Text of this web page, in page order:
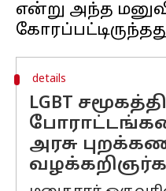
என்று அந்த
details
LGBT
அரசு